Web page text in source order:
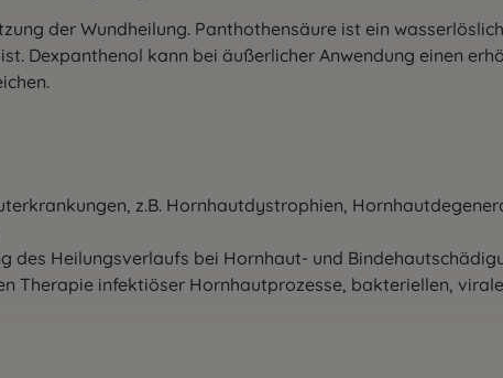
der Wundheilung. Panthothensäure ist ein
Dexpanthenol kann bei äußerlicher Anwendung einen
z.B. Hornhautdystrophien,
des Heilungsverlaufs bei Hornhaut- und
Therapie infektiöser Hornhautprozesse, bakteriellen,